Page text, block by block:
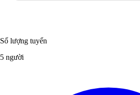
Số lượng tuyển
5 người